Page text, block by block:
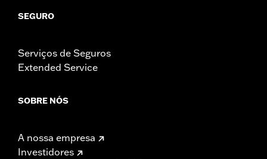
SEGURO
Serviços de Seguros
Extended Service
SOBRE NÓS
A nossa empresa
Investidores